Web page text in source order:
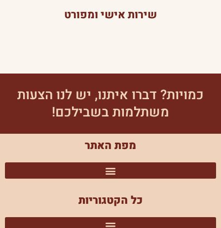
שירות אישי ומפורט
כמויות? דברו איתנו, יש לנו הצעות
משתלמות בשבילכם!
מפת האתר
כל הקטגוריות